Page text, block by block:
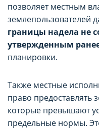
позволяет местным
землепользователей
границы надела не
утвержденным
планировки.
Также местные
право предоставлять
которые превышают
предельные нормы.